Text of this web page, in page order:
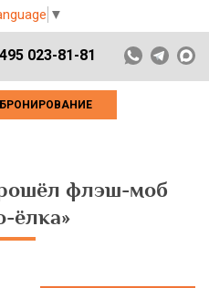
▼
023-81-81
флэш-моб
ёлка»